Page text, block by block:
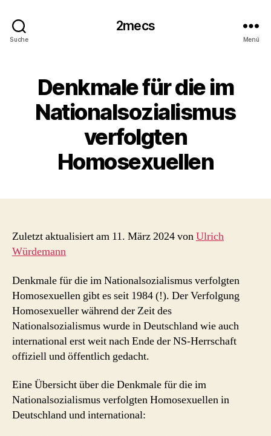
Suche
2mecs
Menü
Denkmale für die im
Nationalsozialismus
verfolgten
Homosexuellen
Zuletzt aktualisiert am 11. März 2024 vonUlrich
Würdemann
Denkmale für die im Nationalsozialismus verfolgten
Homosexuellen gibt es seit 1984 (!). Der Verfolgung
Homosexueller während der Zeit des
Nationalsozialismus wurde in Deutschland wie auch
international erst weit nach Ende der NS-Herrschaft
offiziell und öffentlich gedacht.
Eine Übersicht über die Denkmale für die im
Nationalsozialismus verfolgten Homosexuellen in
Deutschland und international: